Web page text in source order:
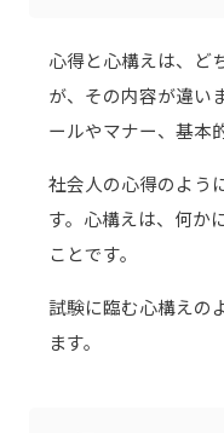
心得と心構えは、ど
が、その内容が違い
ールやマナー、基本
社会人の心得のよう
す。心構えは、何か
ことです。
試験に臨む心構えの
ます。